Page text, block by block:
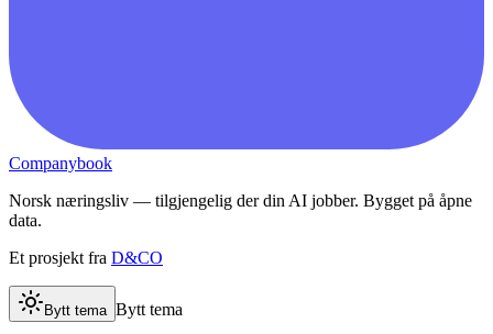
Companybook
Norsk næringsliv — tilgjengelig der din AI jobber. Bygget på åpne
data.
Et prosjekt fra D&CO
Bytt tema Bytt tema